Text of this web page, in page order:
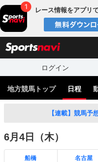
レース情報をアプリ
ログイン
地方競馬トップ 日程
【連載】競馬予
6月4日（木）
船橋 名古屋